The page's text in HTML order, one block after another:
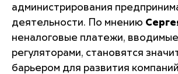
администрирования
деятельности. По мнению
неналоговые платежи, вводимые
регуляторами, становятся
барьером для развития